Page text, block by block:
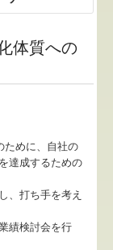
体質への
ために、自社の
達成するための
、打ち手を考え
績検討会を行